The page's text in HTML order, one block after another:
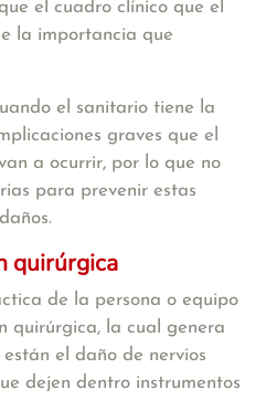
el cuadro clínico que el
la importancia que
el sanitario tiene la
graves que el
a ocurrir, por lo que no
para prevenir estas
quirúrgica
de la persona o equipo
quirúrgica, la cual genera
el daño de nervios
dejen dentro instrumentos